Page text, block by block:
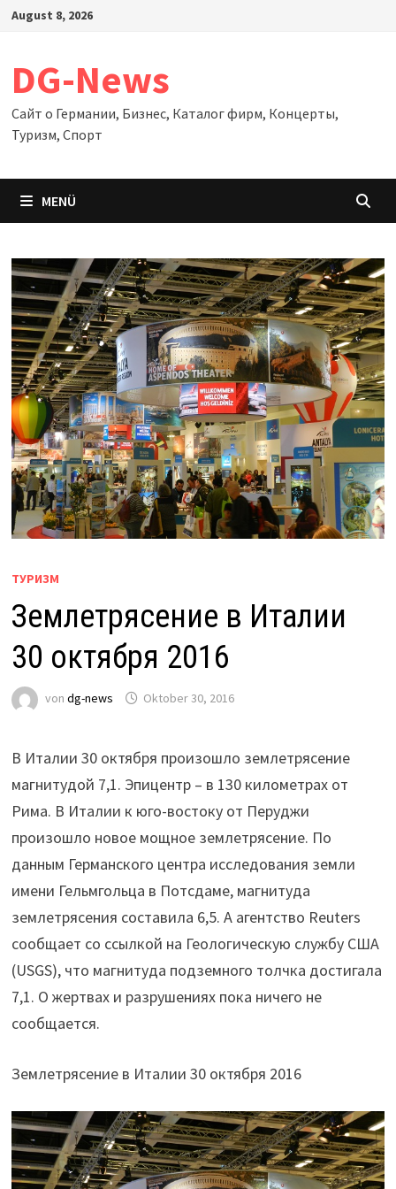
Zum
August 8, 2026
DG-News
Сайт о Германии, Бизнес, Каталог фирм, Концерты,
Туризм, Спорт
MENÜ
ТУРИЗМ
Землетрясение в Италии
30 октября 2016
von dg-news Oktober 30, 2016
В Италии 30 октября произошло землетрясение
магнитудой 7,1. Эпицентр – в 130 километрах от
Рима. В Италии к юго-востоку от Перуджи
произошло новое мощное землетрясение. По
данным Германского центра исследования земли
имени Гельмгольца в Потсдаме, магнитуда
землетрясения составила 6,5. А агентство Reuters
сообщает со ссылкой на Геологическую службу США
(USGS), что магнитуда подземного толчка достигала
7,1. О жертвах и разрушениях пока ничего не
сообщается.
Землетрясение в Италии 30 октября 2016